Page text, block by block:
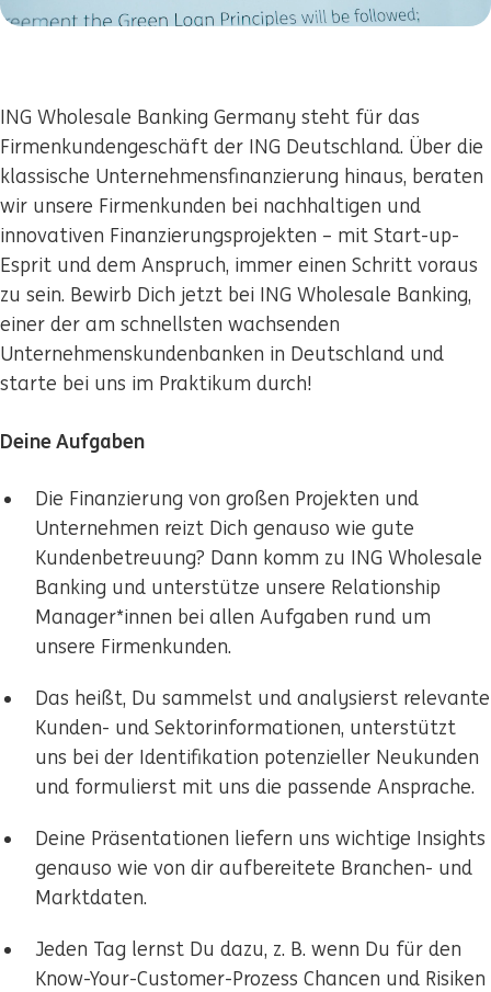
ING Wholesale Banking Germany steht für das
Firmenkundengeschäft der ING Deutschland. Über die
klassische Unternehmensfinanzierung hinaus, beraten
wir unsere Firmenkunden bei nachhaltigen und
innovativen Finanzierungsprojekten – mit Start-up-
Esprit und dem Anspruch, immer einen Schritt voraus
zu sein. Bewirb Dich jetzt bei ING Wholesale Banking,
einer der am schnellsten wachsenden
Unternehmenskundenbanken in Deutschland und
starte bei uns im Praktikum durch!
Deine Aufgaben
Die Finanzierung von großen Projekten und
Unternehmen reizt Dich genauso wie gute
Kundenbetreuung? Dann komm zu ING Wholesale
Banking und unterstütze unsere Relationship
Manager*innen bei allen Aufgaben rund um
unsere Firmenkunden.
Das heißt, Du sammelst und analysierst relevante
Kunden- und Sektorinformationen, unterstützt
uns bei der Identifikation potenzieller Neukunden
und formulierst mit uns die passende Ansprache.
Deine Präsentationen liefern uns wichtige Insights
genauso wie von dir aufbereitete Branchen- und
Marktdaten.
Jeden Tag lernst Du dazu, z. B. wenn Du für den
Know-Your-Customer-Prozess Chancen und Risiken